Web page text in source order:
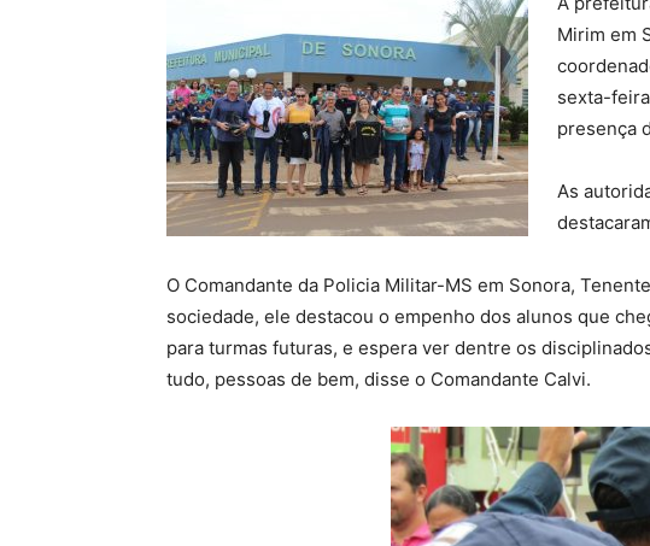
Mirim em
sexta-
presença
As
O Comandante da Policia Militar-MS em Sonora,
sociedade, ele destacou o empenho dos alunos que
para turmas futuras, e espera ver dentre os
tudo, pessoas de bem, disse o Comandante Calvi.